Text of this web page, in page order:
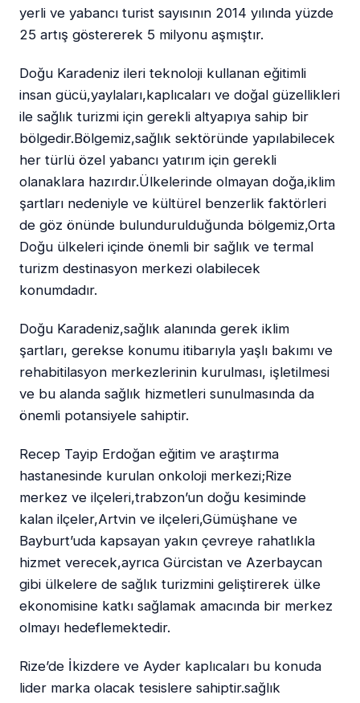
yerli ve yabancı turist sayısının 2014 yılında yüzde
25 artış göstererek 5 milyonu aşmıştır.
Doğu Karadeniz ileri teknoloji kullanan eğitimli
insan gücü,yaylaları,kaplıcaları ve doğal güzellikleri
ile sağlık turizmi için gerekli altyapıya sahip bir
bölgedir.Bölgemiz,sağlık sektöründe yapılabilecek
her türlü özel yabancı yatırım için gerekli
olanaklara hazırdır.Ülkelerinde olmayan doğa,iklim
şartları nedeniyle ve kültürel benzerlik faktörleri
de göz önünde bulundurulduğunda bölgemiz,Orta
Doğu ülkeleri içinde önemli bir sağlık ve termal
turizm destinasyon merkezi olabilecek
konumdadır.
Doğu Karadeniz,sağlık alanında gerek iklim
şartları, gerekse konumu itibarıyla yaşlı bakımı ve
rehabitilasyon merkezlerinin kurulması, işletilmesi
ve bu alanda sağlık hizmetleri sunulmasında da
önemli potansiyele sahiptir.
Recep Tayip Erdoğan eğitim ve araştırma
hastanesinde kurulan onkoloji merkezi;Rize
merkez ve ilçeleri,trabzon’un doğu kesiminde
kalan ilçeler,Artvin ve ilçeleri,Gümüşhane ve
Bayburt’uda kapsayan yakın çevreye rahatlıkla
hizmet verecek,ayrıca Gürcistan ve Azerbaycan
gibi ülkelere de sağlık turizmini geliştirerek ülke
ekonomisine katkı sağlamak amacında bir merkez
olmayı hedeflemektedir.
Rize’de İkizdere ve Ayder kaplıcaları bu konuda
lider marka olacak tesislere sahiptir.sağlık